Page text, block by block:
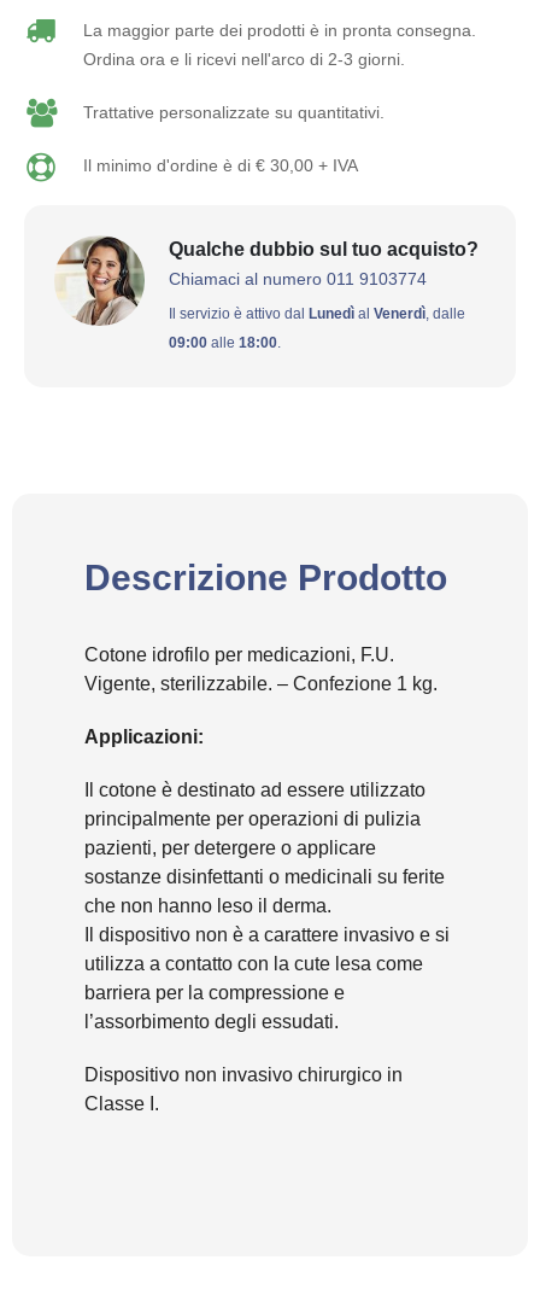
La maggior parte dei prodotti è in pronta consegna.
Ordina ora e li ricevi nell'arco di 2-3 giorni.
Trattative personalizzate su quantitativi.
Il minimo d'ordine è di € 30,00 + IVA
Qualche dubbio sul tuo acquisto?
Chiamaci al numero 011 9103774
Il servizio è attivo dal Lunedì al Venerdì, dalle
09:00 alle 18:00.
Descrizione Prodotto
Cotone idrofilo per medicazioni, F.U.
Vigente, sterilizzabile. – Confezione 1 kg.
Applicazioni:
Il cotone è destinato ad essere utilizzato
principalmente per operazioni di pulizia
pazienti, per detergere o applicare
sostanze disinfettanti o medicinali su ferite
che non hanno leso il derma.
Il dispositivo non è a carattere invasivo e si
utilizza a contatto con la cute lesa come
barriera per la compressione e
l’assorbimento degli essudati.
Dispositivo non invasivo chirurgico in
Classe I.